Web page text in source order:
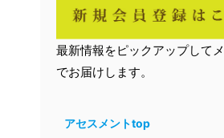
最新情報をピックアップして
でお届けします。
アセスメントtop